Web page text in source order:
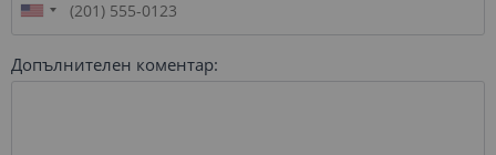
Допълнителен коментар: